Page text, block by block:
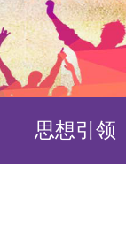
思想引领